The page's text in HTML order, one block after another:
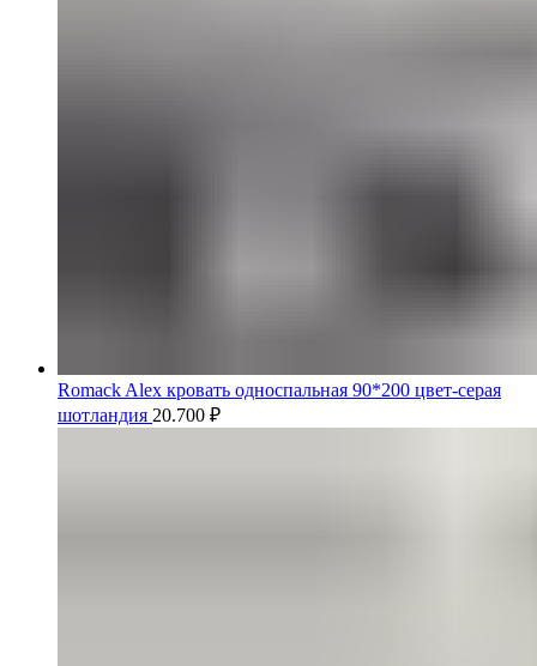
Romack Alex кровать односпальная 90*200 цвет-серая
шотландия 20.700 ₽